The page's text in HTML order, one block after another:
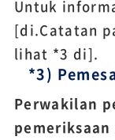
Untuk
[di.Catatan
lihat *3 di].
*3)
Perwakilan